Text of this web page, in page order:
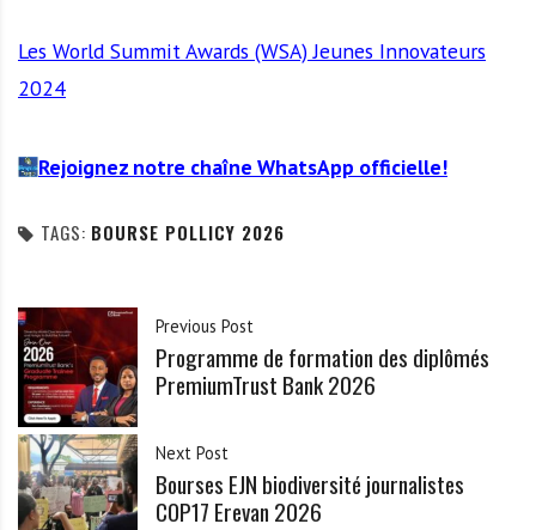
Les World Summit Awards (WSA) Jeunes Innovateurs
2024
Rejoignez notre chaîne WhatsApp officielle!
TAGS: BOURSE POLLICY 2026
Previous Post
Programme de formation des diplômés
PremiumTrust Bank 2026
Next Post
Bourses EJN biodiversité journalistes
COP17 Erevan 2026